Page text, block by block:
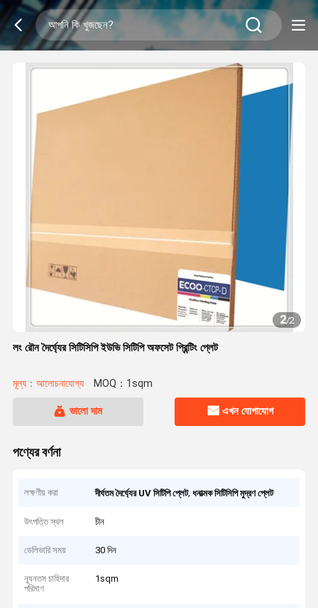
2/2
লং রৌন দৈর্ঘ্যের সিটিসিপি ইউভি সিটিপি অফসেট প্রিন্টিং প্লেট
মূল্য：আলোচনাযোগ্য MOQ：1sqm
ভালো দাম এখন যোগাযোগ
পণ্যের বর্ণনা
লক্ষণীয় করা দীর্ঘতম দৈর্ঘ্যের UV সিটিপি প্লেট,ধনাত্মক সিটিসিপি মুদ্রণ প্লেট
উৎপত্তি স্থল চীন
ডেলিভারি সময় 30 দিন
ন্যূনতম চাহিদার
পরিমাণ
1sqm